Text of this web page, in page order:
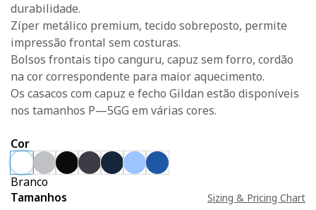
durabilidade.
Zíper metálico premium, tecido sobreposto, permite
impressão frontal sem costuras.
Bolsos frontais tipo canguru, capuz sem forro, cordão
na cor correspondente para maior aquecimento.
Os casacos com capuz e fecho Gildan estão disponíveis
nos tamanhos P—5GG em várias cores.
Cor
Branco
Tamanhos
Sizing & Pricing Chart